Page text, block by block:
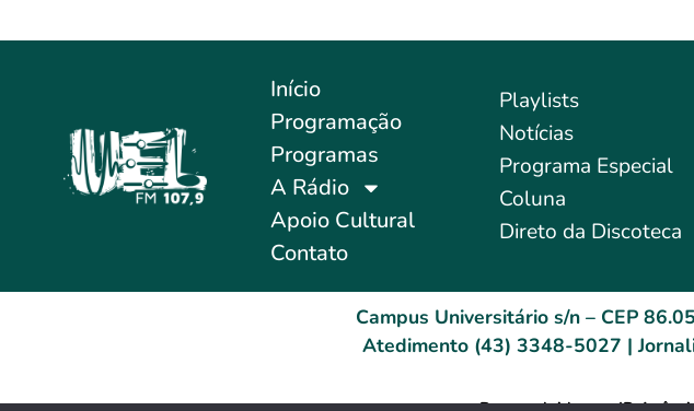
Início
Programação
Programas
A Rádio
Apoio Cultural
Contato
Playlists
Notícias
Programa Especial
Coluna
Direto da Discoteca
Campus Universitário s/n – CEP
Atedimento (43) 3348-5027 |